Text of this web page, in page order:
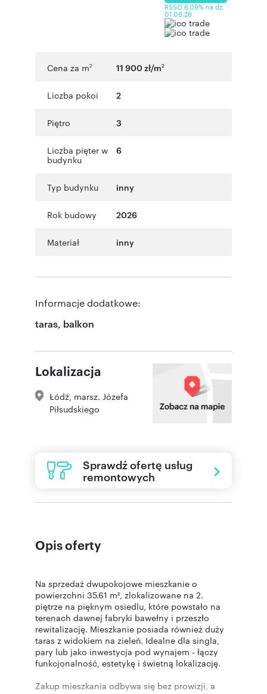
RSSO 6,09% na dz.
01.06.26
Cena za m2 11 900 zł/m2
Liczba pokoi 2
Piętro 3
Liczba pięter w
budynku
6
Typ budynku inny
Rok budowy 2026
Materiał inny
Informacje dodatkowe:
taras, balkon
Lokalizacja
Łódź marsz. Józefa
Piłsudskiego
Sprawdź ofertę usług
remontowych
Opis oferty
Na sprzedaż dwupokojowe mieszkanie o
powierzchni 35.61 m², zlokalizowane na 2.
piętrze na pięknym osiedlu, które powstało na
terenach dawnej fabryki bawełny i przeszło
rewitalizację. Mieszkanie posiada również duży
taras z widokiem na zieleń. Idealne dla singla,
pary lub jako inwestycja pod wynajem - łączy
funkcjonalność, estetykę i świetną lokalizację.
Zakup mieszkania odbywa się bez prowizji, a